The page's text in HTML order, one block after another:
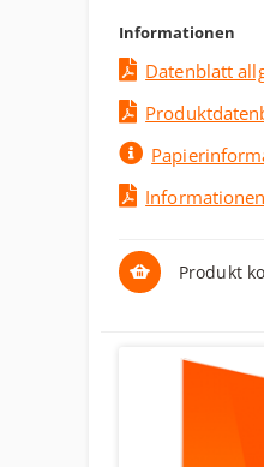
Informationen
Datenblatt
Produkt